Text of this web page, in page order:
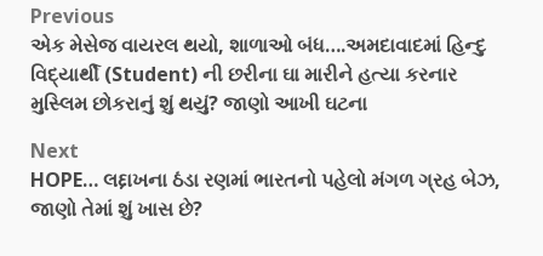
Previous
એક મેસેજ વાયરલ થયો, શાળાઓ બંધ….અમદાવાદમાં હિન્દુ
વિદ્યાર્થી (Student) ની છરીના ઘા મારીને હત્યા કરનાર
મુસ્લિમ છોકરાનું શું થયું? જાણો આખી ઘટના
Next
HOPE… લદ્દાખના ઠંડા રણમાં ભારતનો પહેલો મંગળ ગ્રહ બેઝ,
જાણો તેમાં શું ખાસ છે?